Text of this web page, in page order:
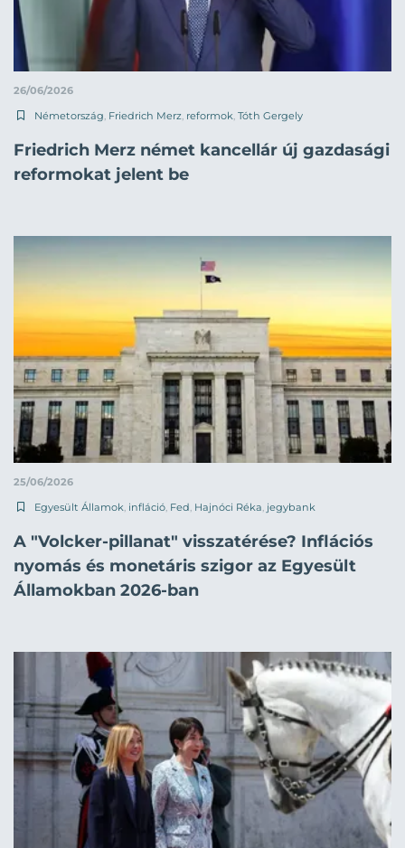
26/06/2026
Németország, Friedrich Merz, reformok, Tóth Gergely
Friedrich Merz német kancellár új gazdasági
reformokat jelent be
25/06/2026
Egyesült Államok, infláció, Fed, Hajnóci Réka, jegybank
A "Volcker-pillanat" visszatérése? Inflációs
nyomás és monetáris szigor az Egyesült
Államokban 2026-ban